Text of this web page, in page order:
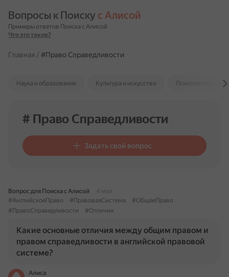
Вопросы к Поиску с Алисой
Примеры ответов Поиска с Алисой
Что это такое?
Главная / #Право Справедливости
Наука и образование Культура и искусство Психология и
# Право Справедливости
Задать свой вопрос
Вопрос для Поиска с Алисой
4 мая
#АнглийскоеПраво
#ПравоваяСистема
#ОбщееПраво
#ПравоСправедливости
#Отличия
Какие основные отличия между общим правом и
правом справедливости в английской правовой
системе?
Алиса